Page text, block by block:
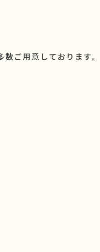
ご用意しております。